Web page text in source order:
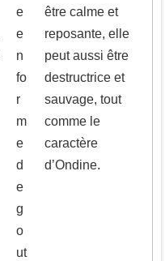
e
e
n
fo
r
m
e
d
e
g
o
ut
être calme et
reposante, elle
peut aussi être
destructrice et
sauvage, tout
comme le
caractère
d’Ondine.